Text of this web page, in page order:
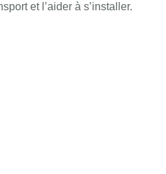
et l’aider à s’installer.